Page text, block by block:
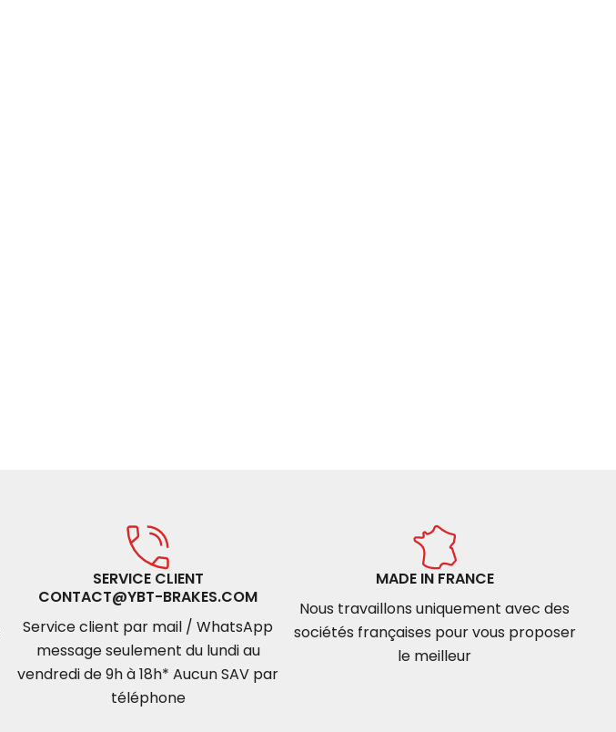
SERVICE CLIENT
CONTACT@YBT-BRAKES.COM
Service client par mail / WhatsApp
message seulement du lundi au
vendredi de 9h à 18h* Aucun SAV par
téléphone
MADE IN FRANCE
Nous travaillons uniquement avec des
sociétés françaises pour vous proposer
le meilleur